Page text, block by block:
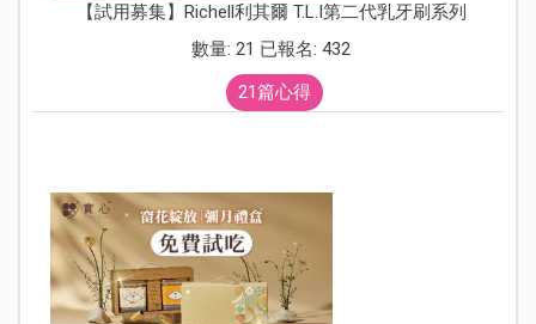
【試用募集】Richell利其爾 T.L.I第二代乳牙刷系列
數量: 21 已報名: 432
21篇心得